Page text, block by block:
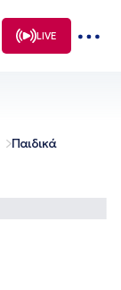
LIVE
Παιδικά